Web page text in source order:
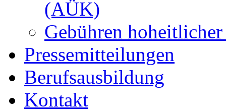
(AÜK)
Gebühren
Pressemitteilungen
Berufsausbildung
Kontakt